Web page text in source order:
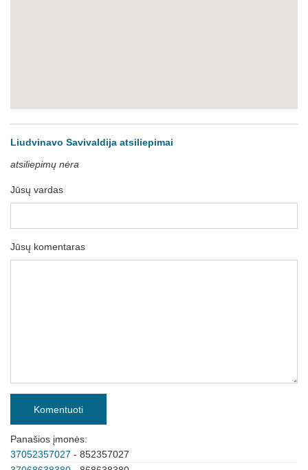
Liudvinavo Savivaldija atsiliepimai
atsiliepimų nėra
Jūsų vardas
Jūsų komentaras
Komentuoti
Panašios įmonės:
37052357027 - 852357027